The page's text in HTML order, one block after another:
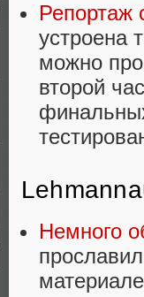
Репортаж
устроена
можно
второй
Немного